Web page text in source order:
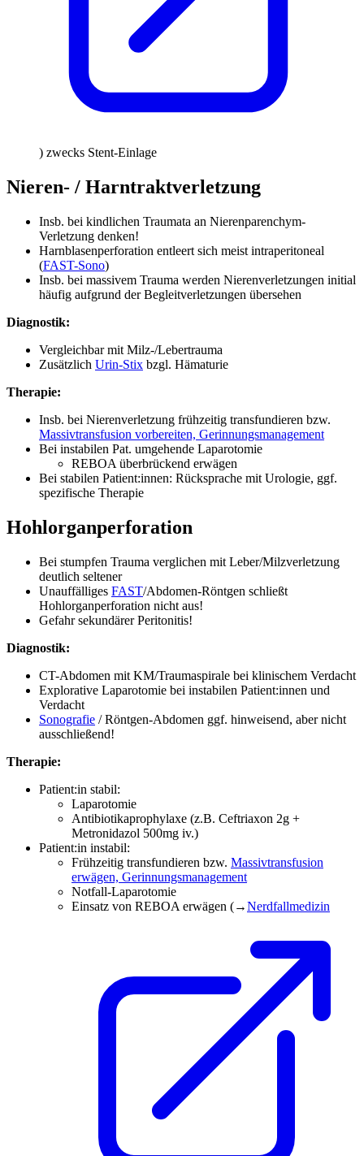
) zwecks Stent-Einlage
Nieren- / Harntraktverletzung
Insb. bei kindlichen Traumata an Nierenparenchym-
Verletzung denken!
Harnblasenperforation entleert sich meist intraperitoneal
(FAST-Sono)
Insb. bei massivem Trauma werden Nierenverletzungen initial
häufig aufgrund der Begleitverletzungen übersehen
Diagnostik:
Vergleichbar mit Milz-/Lebertrauma
Zusätzlich Urin-Stix bzgl. Hämaturie
Therapie:
Insb. bei Nierenverletzung frühzeitig transfundieren bzw.
Massivtransfusion vorbereiten, Gerinnungsmanagement
Bei instabilen Pat. umgehende Laparotomie
REBOA überbrückend erwägen
Bei stabilen Patient:innen: Rücksprache mit Urologie, ggf.
spezifische Therapie
Hohlorganperforation
Bei stumpfen Trauma verglichen mit Leber/Milzverletzung
deutlich seltener
Unauffälliges FAST/Abdomen-Röntgen schließt
Hohlorganperforation nicht aus!
Gefahr sekundärer Peritonitis!
Diagnostik:
CT-Abdomen mit KM/Traumaspirale bei klinischem Verdacht
Explorative Laparotomie bei instabilen Patient:innen und
Verdacht
Sonografie / Röntgen-Abdomen ggf. hinweisend, aber nicht
ausschließend!
Therapie:
Patient:in stabil:
Laparotomie
Antibiotikaprophylaxe (z.B. Ceftriaxon 2g +
Metronidazol 500mg iv.)
Patient:in instabil:
Frühzeitig transfundieren bzw. Massivtransfusion
erwägen, Gerinnungsmanagement
Notfall-Laparotomie
Einsatz von REBOA erwägen (→Nerdfallmedizin